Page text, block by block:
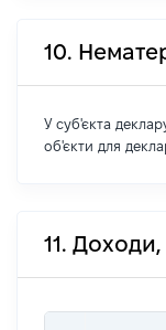
10.
У суб'єкта
об'єкти для
11.